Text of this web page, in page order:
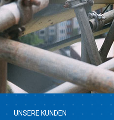
UNSERE KUNDEN